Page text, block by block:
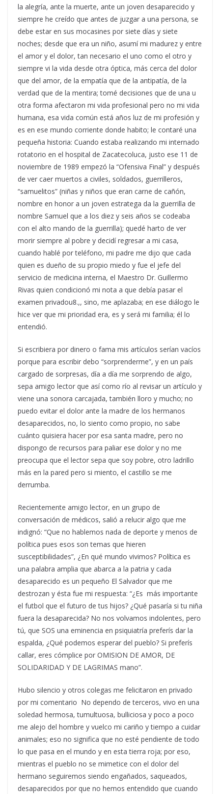
la alegría, ante la muerte, ante un joven desaparecido y
siempre he creído que antes de juzgar a una persona, se
debe estar en sus mocasines por siete días y siete
noches; desde que era un niño, asumí mi madurez y entre
el amor y el dolor, tan necesario el uno como el otro y
siempre vi la vida desde otra óptica, más cerca del dolor
que del amor, de la empatía que de la antipatía, de la
verdad que de la mentira; tomé decisiones que de una u
otra forma afectaron mi vida profesional pero no mi vida
humana, esa vida común está años luz de mi profesión y
es en ese mundo corriente donde habito; le contaré una
pequeña historia: Cuando estaba realizando mi internado
rotatorio en el hospital de Zacatecoluca, justo ese 11 de
noviembre de 1989 empezó la “Ofensiva Final” y después
de ver caer muertos a civiles, soldados, guerrilleros,
“samuelitos” (niñas y niños que eran carne de cañón,
nombre en honor a un joven estratega da la guerrilla de
nombre Samuel que a los diez y seis años se codeaba
con el alto mando de la guerrilla); quedé harto de ver
morir siempre al pobre y decidí regresar a mi casa,
cuando hablé por teléfono, mi padre me dijo que cada
quien es dueño de su propio miedo y fue el jefe del
servicio de medicina interna, el Maestro Dr. Guillermo
Rivas quien condicionó mi nota a que debía pasar el
examen privadou8.,, sino, me aplazaba; en ese diálogo le
hice ver que mi prioridad era, es y será mi familia; él lo
entendió.
Si escribiera por dinero o fama mis artículos serían vacíos
porque para escribir debo “sorprenderme”, y en un país
cargado de sorpresas, día a día me sorprendo de algo,
sepa amigo lector que así como río al revisar un artículo y
viene una sonora carcajada, también lloro y mucho; no
puedo evitar el dolor ante la madre de los hermanos
desaparecidos, no, lo siento como propio, no sabe
cuánto quisiera hacer por esa santa madre, pero no
dispongo de recursos para paliar ese dolor y no me
preocupa que el lector sepa que soy pobre, otro ladrillo
más en la pared pero si miento, el castillo se me
derrumba.
Recientemente amigo lector, en un grupo de
conversación de médicos, salió a relucir algo que me
indignó: “Que no hablemos nada de deporte y menos de
política pues esos son temas que hieren
susceptibilidades”, ¿En qué mundo vivimos? Política es
una palabra amplia que abarca a la patria y cada
desaparecido es un pequeño El Salvador que me
destrozan y ésta fue mi respuesta: “¿Es más importante
el futbol que el futuro de tus hijos? ¿Qué pasaría si tu niña
fuera la desaparecida? No nos volvamos indolentes, pero
tú, que SOS una eminencia en psiquiatría preferís dar la
espalda, ¿Qué podemos esperar del pueblo? Si preferís
callar, eres cómplice por OMISION DE AMOR, DE
SOLIDARIDAD Y DE LAGRIMAS mano”.
Hubo silencio y otros colegas me felicitaron en privado
por mi comentario No dependo de terceros, vivo en una
soledad hermosa, tumultuosa, bulliciosa y poco a poco
me alejo del hombre y vuelco mi cariño y tiempo a cuidar
animales; eso no significa que no esté pendiente de todo
lo que pasa en el mundo y en esta tierra roja; por eso,
mientras el pueblo no se mimetice con el dolor del
hermano seguiremos siendo engañados, saqueados,
desaparecidos por que no hemos entendido que cuando